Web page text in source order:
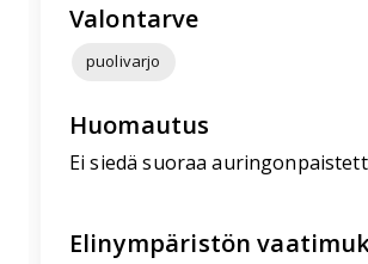
Valontarve
puolivarjo
Huomautus
Ei siedä suoraa
Elinympäristön